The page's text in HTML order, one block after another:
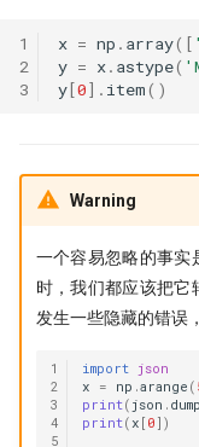
1
2
3
x = np . array([
y = x. astype(
y[0] . item()
Warning
一个容易忽略的事实
时，我们都应该把
发生一些隐藏的错误
1
2
3
4
5
import json
x
= np .arange (
print( json .
print(x [ 0 ])